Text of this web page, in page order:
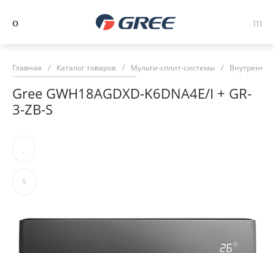
Главная / Каталог товаров / Мульти-сплит-системы /
Gree GWH18AGDXD-K6DNA4E/I + GR-
3-ZB-S